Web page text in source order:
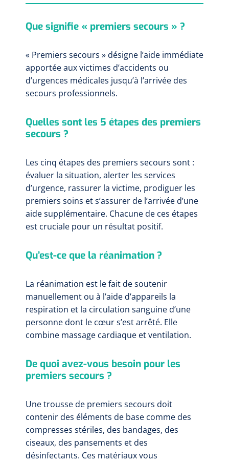
Que signifie « premiers secours » ?
« Premiers secours » désigne l’aide immédiate
apportée aux victimes d’accidents ou
d’urgences médicales jusqu’à l’arrivée des
secours professionnels.
Quelles sont les 5 étapes des premiers
secours ?
Les cinq étapes des premiers secours sont :
évaluer la situation, alerter les services
d’urgence, rassurer la victime, prodiguer les
premiers soins et s’assurer de l’arrivée d’une
aide supplémentaire. Chacune de ces étapes
est cruciale pour un résultat positif.
Qu’est-ce que la réanimation ?
La réanimation est le fait de soutenir
manuellement ou à l’aide d’appareils la
respiration et la circulation sanguine d’une
personne dont le cœur s’est arrêté. Elle
combine massage cardiaque et ventilation.
De quoi avez-vous besoin pour les
premiers secours ?
Une trousse de premiers secours doit
contenir des éléments de base comme des
compresses stériles, des bandages, des
ciseaux, des pansements et des
désinfectants. Ces matériaux vous